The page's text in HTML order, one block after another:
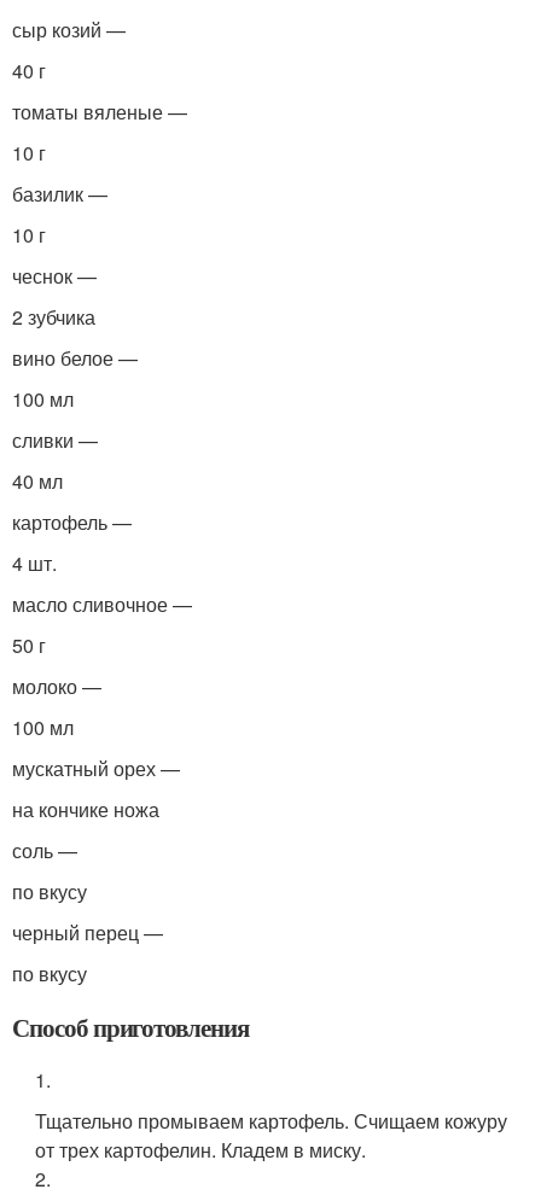
сыр козий —
40 г
томаты вяленые —
10 г
базилик —
10 г
чеснок —
2 зубчика
вино белое —
100 мл
сливки —
40 мл
картофель —
4 шт.
масло сливочное —
50 г
молоко —
100 мл
мускатный орех —
на кончике ножа
соль —
по вкусу
черный перец —
по вкусу
Способ приготовления
1.
Тщательно промываем картофель. Счищаем кожуру
от трех картофелин. Кладем в миску.
2.